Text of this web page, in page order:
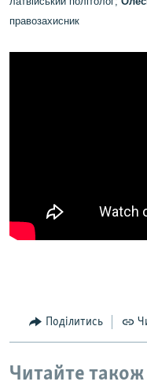
КТАТ
правозахисник
Поділитись
Читайте також